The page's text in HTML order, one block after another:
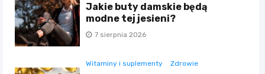
Jakie buty damskie będą
modne tej jesieni?
7 sierpnia 2026
Witaminy i suplementy Zdrowie